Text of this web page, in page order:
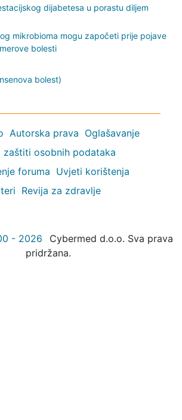
dijabetesa u porastu diljem
mikrobioma mogu započeti prije pojave
bolesti
bolest)
Autorska prava Oglašavanje
zaštiti osobnih podataka
foruma Uvjeti korištenja
Revija za zdravlje
- 2026
Cybermed d.o.o. Sva prava
pridržana.